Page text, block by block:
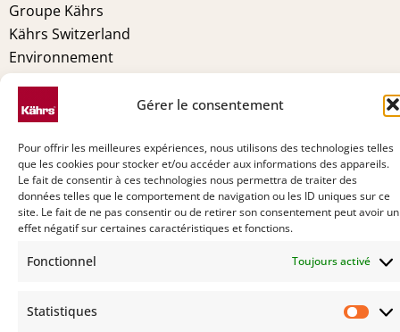
Gérer le consentement
Pour offrir les meilleures expériences, nous utilisons des technologies telles
que les cookies pour stocker et/ou accéder aux informations des appareils.
Le fait de consentir à ces technologies nous permettra de traiter des
données telles que le comportement de navigation ou les ID uniques sur ce
site. Le fait de ne pas consentir ou de retirer son consentement peut avoir un
effet négatif sur certaines caractéristiques et fonctions.
Fonctionnel Toujours activé
Statistiques
Groupe Kährs
Kährs Switzerland
Environnement
Pourquoi Kährs
Contact